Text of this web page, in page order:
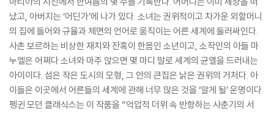
났고, 아버지는 ‘어딘가’에 나가 있다. 소녀는 권위적이고 차가운 외할머니
의 집에 들어와 규율과 체면의 언어로 움직이는 어른 세계에 둘러싸인다.
사촌 보르하는 비상한 재치와 잔혹이 한몸인 소년이고, 소작인의 아들 마
누엘은 어쩌다 소녀와 마주 앉으면 몇 마디 말로 세계의 균열을 드러내는
아이이다. 섬은 작은 도시의 모형, 그 안의 큰집은 낡은 권위의 거처다. 아
이들은 이곳에서 어른들의 세계에 관해 너무 많은 것을 ‘알게 될’ 운명이다.
펭귄 모던 클래식스는 이 작품을 “억압적 더위 속 반항하는 사춘기의 서